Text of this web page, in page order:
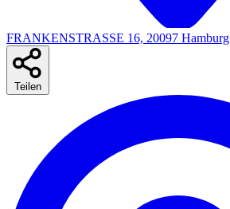
FRANKENSTRASSE 16, 20097 Hamburg
Teilen